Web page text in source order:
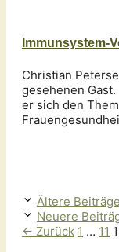
Immunsystem-
Christian
gesehenen
er sich den
Ältere Beiträge
Neuere
← Zurück Seite
1 … 11